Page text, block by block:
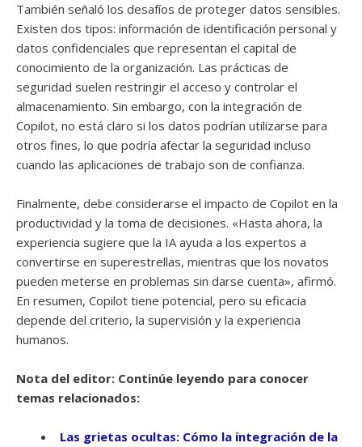
También señaló los desafíos de proteger datos sensibles.
Existen dos tipos: información de identificación personal y
datos confidenciales que representan el capital de
conocimiento de la organización. Las prácticas de
seguridad suelen restringir el acceso y controlar el
almacenamiento. Sin embargo, con la integración de
Copilot, no está claro si los datos podrían utilizarse para
otros fines, lo que podría afectar la seguridad incluso
cuando las aplicaciones de trabajo son de confianza.
Finalmente, debe considerarse el impacto de Copilot en la
productividad y la toma de decisiones. «Hasta ahora, la
experiencia sugiere que la IA ayuda a los expertos a
convertirse en superestrellas, mientras que los novatos
pueden meterse en problemas sin darse cuenta», afirmó.
En resumen, Copilot tiene potencial, pero su eficacia
depende del criterio, la supervisión y la experiencia
humanos.
Nota del editor: Continúe leyendo para conocer
temas relacionados:
Las grietas ocultas: Cómo la integración de la